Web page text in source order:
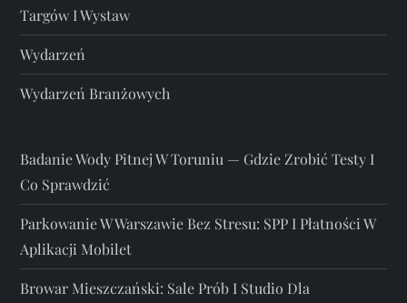
Targów I Wystaw
Wydarzeń
Wydarzeń Branżowych
Badanie Wody Pitnej W Toruniu — Gdzie Zrobić Testy I
Co Sprawdzić
Parkowanie W Warszawie Bez Stresu: SPP I Płatności W
Aplikacji Mobilet
Browar Mieszczański: Sale Prób I Studio Dla